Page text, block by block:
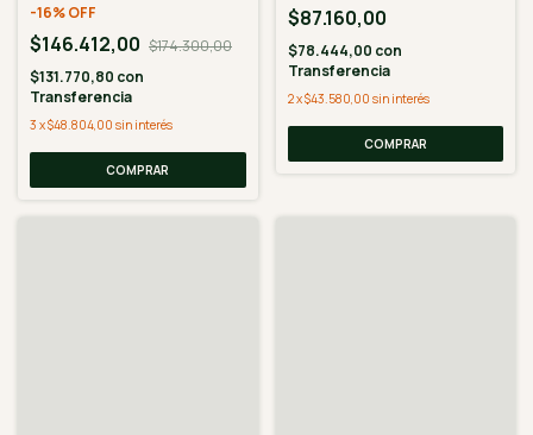
-16%OFF
$146.412,00 $174.300,00
$131.770,80 con
Transferencia
3 x$48.804,00 sin interés
$87.160,00
$78.444,00 con
Transferencia
2x$43.580,00 sin interés